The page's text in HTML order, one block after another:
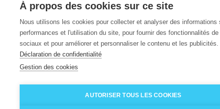
À propos des cookies sur ce site
Nous utilisons les cookies pour collecter et analyser des informations
performances et l'utilisation du site, pour fournir des fonctionnalités
sociaux et pour améliorer et personnaliser le contenu et les publicités.
Déclaration de confidentialité
Gestion des cookies
AUTORISER TOUS LES COOKIES